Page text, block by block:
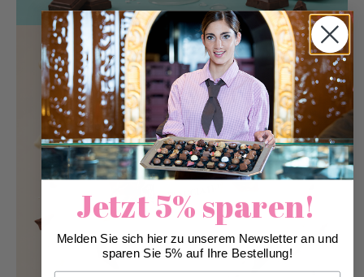
Jetzt 5% sparen!
Melden Sie sich hier zu unserem Newsletter an und
sparen Sie 5% auf Ihre Bestellung!